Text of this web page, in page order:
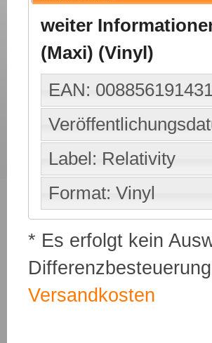
weiter
(Maxi) (Vinyl)
EAN:
Label: Relativity
Format: Vinyl
* Es erfolgt kein
Versandkosten